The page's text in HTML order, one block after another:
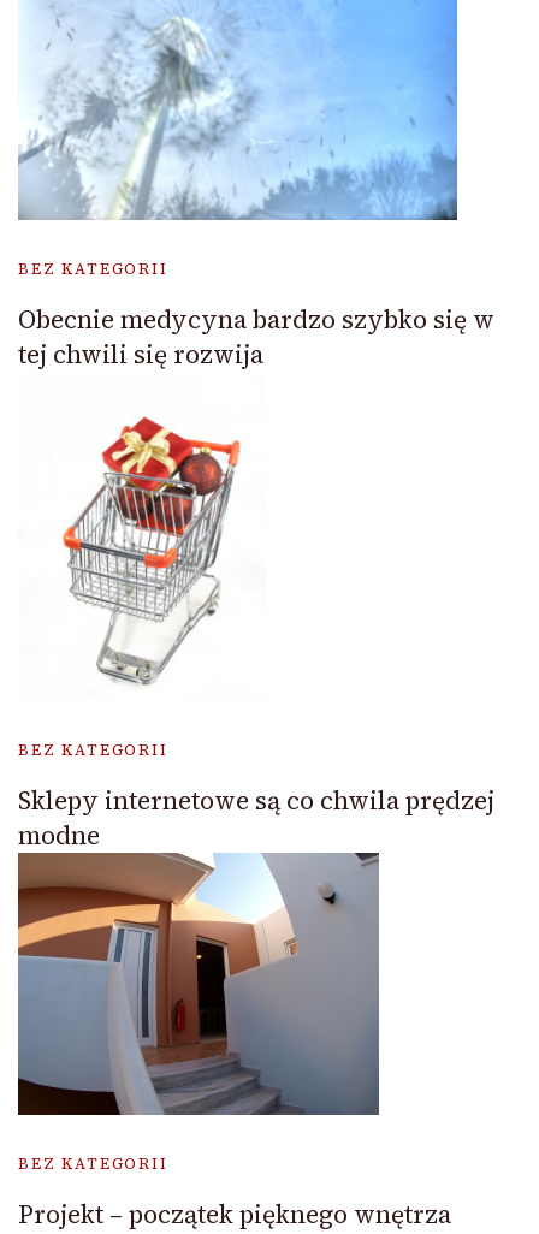
BEZ KATEGORII
Obecnie medycyna bardzo szybko się w
tej chwili się rozwija
BEZ KATEGORII
Sklepy internetowe są co chwila prędzej
modne
BEZ KATEGORII
Projekt – początek pięknego wnętrza